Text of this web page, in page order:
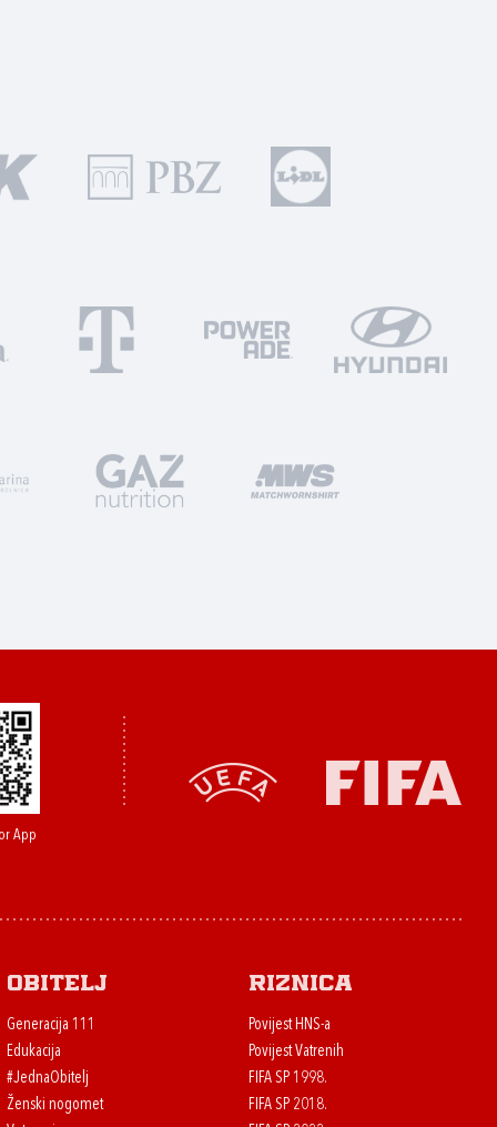
App
Obitelj
Generacija 111
Edukacija
#JednaObitelj
Ženski nogomet
Riznica
Povijest HNS-a
Povijest Vatrenih
FIFA SP 1998.
FIFA SP 2018.